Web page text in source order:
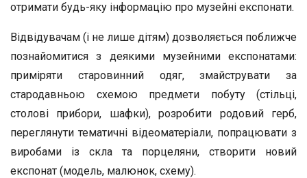
отримати будь-яку інформацію про музейні експонати.
Відвідувачам (і не лише дітям) дозволяється поближче
познайомитися з деякими музейними експонатами:
приміряти старовинний одяг, змайструвати за
стародавньою схемою предмети побуту (стільці,
столові прибори, шафки), розробити родовий герб,
переглянути тематичні відеоматеріали, попрацювати з
виробами із скла та порцеляни, створити новий
експонат (модель, малюнок, схему).